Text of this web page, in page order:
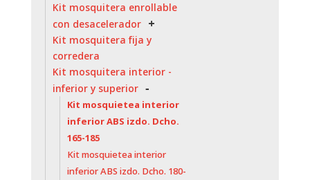
Kit mosquitera enrollable
con desacelerador
Kit mosquitera fija y
corredera
Kit mosquitera interior -
inferior y superior
Kit mosquietea interior
inferior ABS izdo. Dcho.
165-185
Kit mosquietea interior
inferior ABS izdo. Dcho. 180-